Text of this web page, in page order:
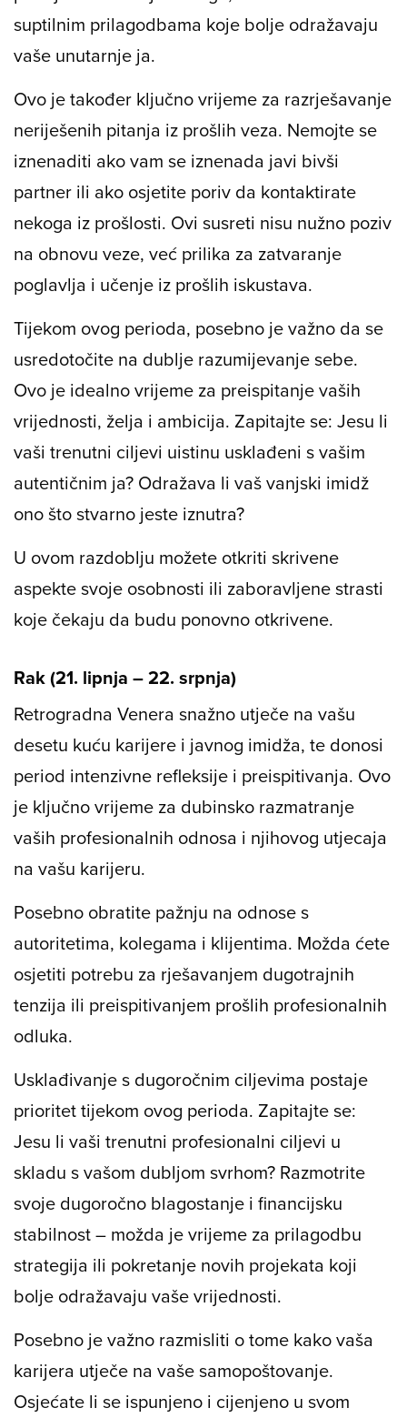
suptilnim prilagodbama koje bolje odražavaju
vaše unutarnje ja.
Ovo je također ključno vrijeme za razrješavanje
neriješenih pitanja iz prošlih veza. Nemojte se
iznenaditi ako vam se iznenada javi bivši
partner ili ako osjetite poriv da kontaktirate
nekoga iz prošlosti. Ovi susreti nisu nužno poziv
na obnovu veze, već prilika za zatvaranje
poglavlja i učenje iz prošlih iskustava.
Tijekom ovog perioda, posebno je važno da se
usredotočite na dublje razumijevanje sebe.
Ovo je idealno vrijeme za preispitanje vaših
vrijednosti, želja i ambicija. Zapitajte se: Jesu li
vaši trenutni ciljevi uistinu usklađeni s vašim
autentičnim ja? Odražava li vaš vanjski imidž
ono što stvarno jeste iznutra?
U ovom razdoblju možete otkriti skrivene
aspekte svoje osobnosti ili zaboravljene strasti
koje čekaju da budu ponovno otkrivene.
Rak (21. lipnja – 22. srpnja)
Retrogradna Venera snažno utječe na vašu
desetu kuću karijere i javnog imidža, te donosi
period intenzivne refleksije i preispitivanja. Ovo
je ključno vrijeme za dubinsko razmatranje
vaših profesionalnih odnosa i njihovog utjecaja
na vašu karijeru.
Posebno obratite pažnju na odnose s
autoritetima, kolegama i klijentima. Možda ćete
osjetiti potrebu za rješavanjem dugotrajnih
tenzija ili preispitivanjem prošlih profesionalnih
odluka.
Usklađivanje s dugoročnim ciljevima postaje
prioritet tijekom ovog perioda. Zapitajte se:
Jesu li vaši trenutni profesionalni ciljevi u
skladu s vašom dubljom svrhom? Razmotrite
svoje dugoročno blagostanje i financijsku
stabilnost – možda je vrijeme za prilagodbu
strategija ili pokretanje novih projekata koji
bolje odražavaju vaše vrijednosti.
Posebno je važno razmisliti o tome kako vaša
karijera utječe na vaše samopoštovanje.
Osjećate li se ispunjeno i cijenjeno u svom